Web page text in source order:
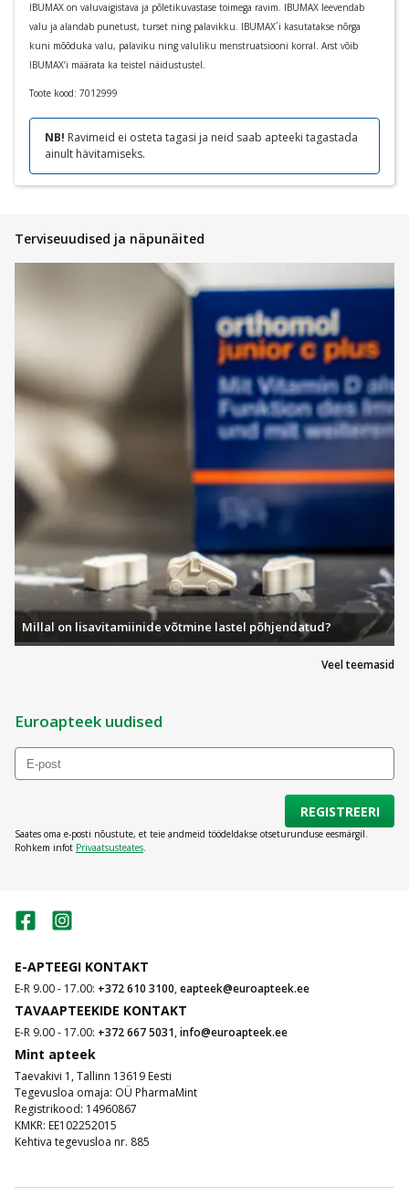
IBUMAX on valuvaigistava ja põletikuvastase toimega ravim. IBUMAX leevendab
valu ja alandab punetust, turset ning palavikku. IBUMAX´i kasutatakse nõrga
kuni mõõduka valu, palaviku ning valuliku menstruatsiooni korral. Arst võib
IBUMAX’i määrata ka teistel näidustustel.
Toote kood: 7012999
NB! Ravimeid ei osteta tagasi ja neid saab apteeki tagastada
ainult hävitamiseks.
Terviseuudised ja näpunäited
Veel teemasid
Millal on lisavitamiinide võtmine lastel põhjendatud?
Euroapteek uudised
REGISTREERI
Saates oma e-posti nõustute, et teie andmeid töödeldakse otseturunduse eesmärgil.
Rohkem infot Privaatsusteates.
E-APTEEGI KONTAKT
E-R 9.00 - 17.00: +372 610 3100,eapteek@euroapteek.ee
TAVAAPTEEKIDE KONTAKT
E-R 9.00 - 17.00: +372 667 5031,info@euroapteek.ee
Mint apteek
Taevakivi 1, Tallinn 13619 Eesti
Tegevusloa omaja: OÜ PharmaMint
Registrikood: 14960867
KMKR: EE102252015
Kehtiva tegevusloa nr. 885